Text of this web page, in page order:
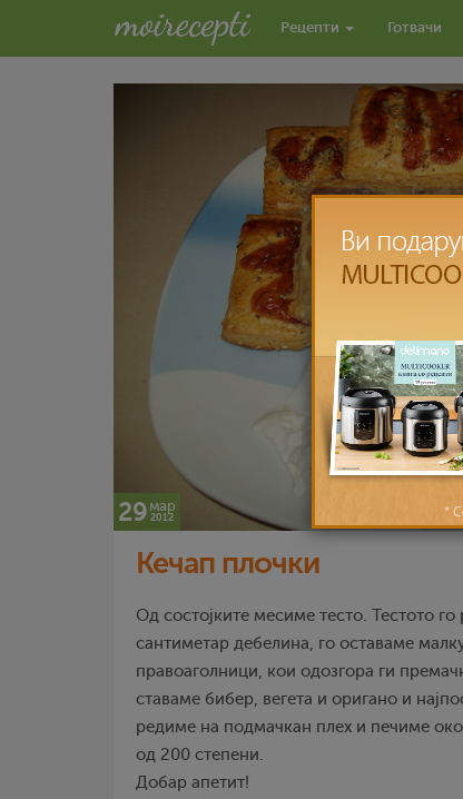
Рецепти Готвачи
29 мар
2012
Кечап плочки
Од состојките месиме тесто. Тестото
сантиметар дебелина, го оставаме
правоаголници, кои одозгора ги
ставаме бибер, вегета и оригано и
редиме на подмачкан плех и печиме
од 200 степени.
Добар апетит!